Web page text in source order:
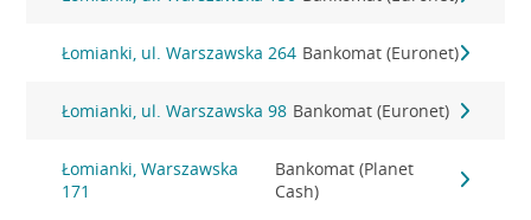
Łomianki, ul. Warszawska 264 Bankomat (Euronet)
Łomianki, ul. Warszawska 98 Bankomat (Euronet)
Łomianki, Warszawska
171
Bankomat (Planet
Cash)